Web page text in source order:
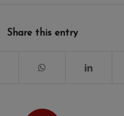
Share this entry